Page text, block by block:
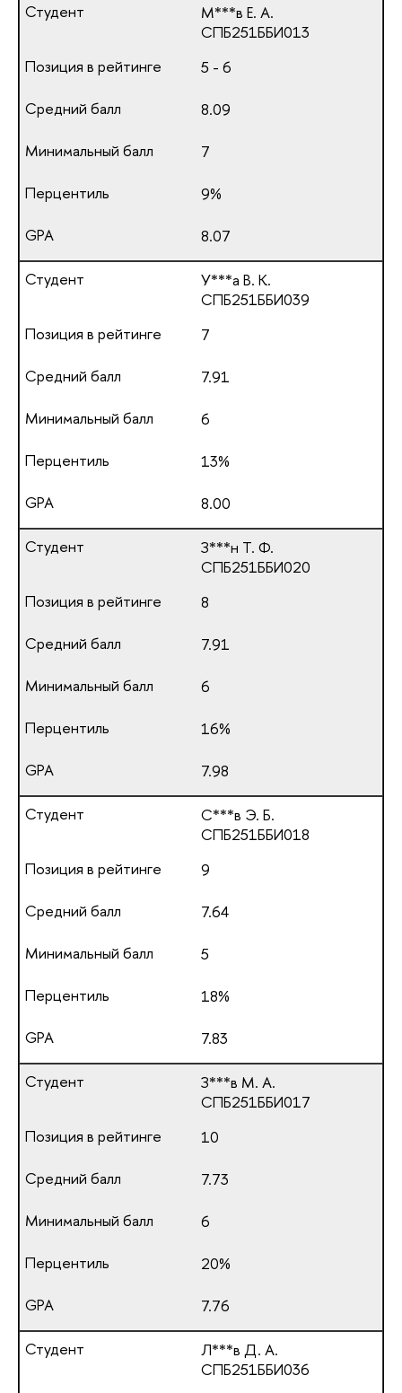
М***в Е. А.
СПБ251ББИ013
5 - 6
8.09
7
9%
8.07
У***а В. К.
СПБ251ББИ039
7
7.91
6
13%
8.00
З***н Т. Ф.
СПБ251ББИ020
8
7.91
6
16%
7.98
С***в Э. Б.
СПБ251ББИ018
9
7.64
5
18%
7.83
З***в М. А.
СПБ251ББИ017
10
7.73
6
20%
7.76
Л***в Д. А.
СПБ251ББИ036